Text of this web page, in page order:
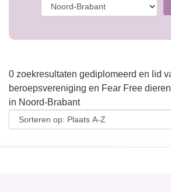
0 zoekresultaten gediplomeerd en lid
beroepsvereniging en Fear Free
in Noord-Brabant